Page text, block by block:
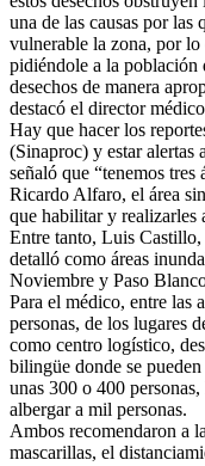
una de las causas por las
vulnerable la zona, por lo
pidiéndole a la población
desechos de manera
destacó el director
Hay que hacer los
(Sinaproc) y estar alertas
señaló que “tenemos tres
Ricardo Alfaro, el área
que habilitar y realizarles
Entre tanto, Luis
detalló como áreas
Noviembre y Paso
Para el médico, entre las
personas, de los lugares
como centro logístico,
bilingüe donde se
unas 300 o 400
albergar a mil personas.
Ambos recomendaron a
mascarillas, el